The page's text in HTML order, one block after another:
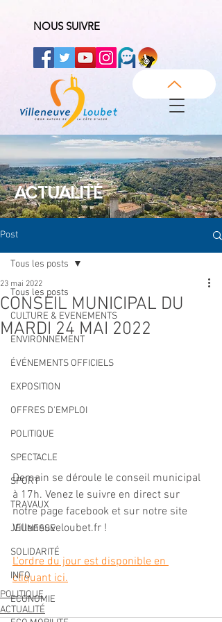
NOUS SUIVRE
ACTUALITÉ
Post
Tous les posts
CULTURE & EVENEMENTS
ENVIRONNEMENT
ÉVÉNEMENTS OFFICIELS
EXPOSITION
OFFRES D'EMPLOI
POLITIQUE
SPECTACLE
SPORT
TRAVAUX
JEUNESSE
SOLIDARITÉ
INFO
ECONOMIE
Tous les posts
CONSEIL MUNICIPAL DU
MARDI 24 MAI 2022
23 mai 2022
Demain se déroule le conseil municipal
à 17h. Venez le suivre en direct sur
notre page facebook et sur notre site
Villeneuveloubet.fr !
L'ordre du jour est disponible en
cliquant ici.
POLITIQUE
ACTUALITÉ